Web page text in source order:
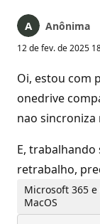
Anônima
12 de fev. de 2025
Oi, estou com
onedrive
nao sincroniza
E,
retrabalho,
Microsoft 365
MacOS